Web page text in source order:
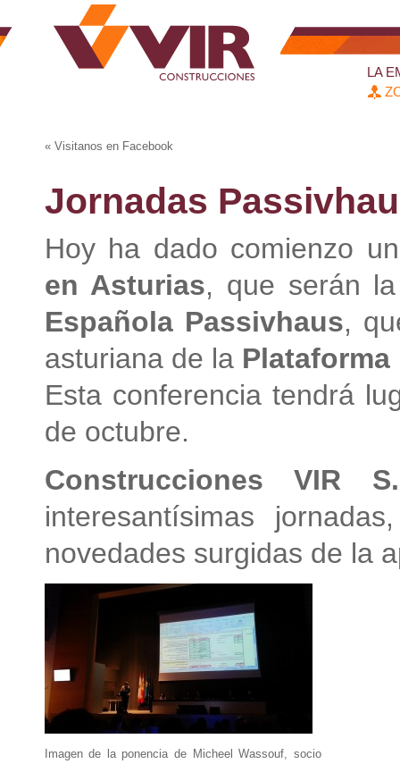
LA
« Visitanos en Facebook
Jornadas
Hoy ha dado comienzo
en Asturias, que serán
Española Passivhaus,
asturiana de la Plataforma
Esta conferencia tendrá
de octubre.
Construcciones VIR
interesantísimas
novedades surgidas de la
Imagen de la ponencia de Micheel Wassouf, socio